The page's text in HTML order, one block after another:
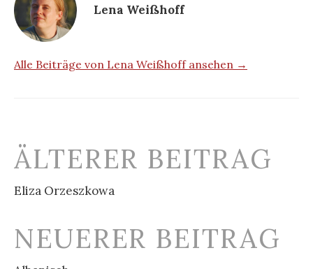
Lena Weißhoff
Alle Beiträge von Lena Weißhoff ansehen →
Beitrags-
ÄLTERER BEITRAG
Eliza Orzeszkowa
NEUERER BEITRAG